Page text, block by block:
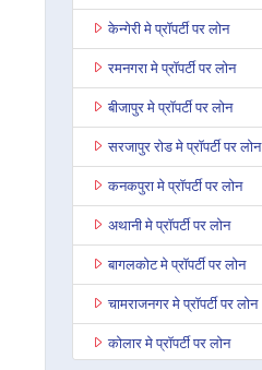
केन्गेरी मे प्रॉपर्टी पर लोन
रमनगरा मे प्रॉपर्टी पर लोन
बीजापुर मे प्रॉपर्टी पर लोन
सरजापुर रोड मे प्रॉपर्टी पर लोन
कनकपुरा मे प्रॉपर्टी पर लोन
अथानी मे प्रॉपर्टी पर लोन
बागलकोट मे प्रॉपर्टी पर लोन
चामराजनगर मे प्रॉपर्टी पर लोन
कोलार मे प्रॉपर्टी पर लोन